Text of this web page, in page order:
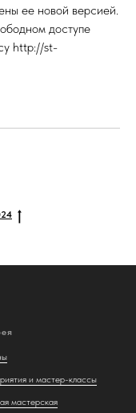
ее новой версией.
доступе
http://st-
и мастер-классы
мастерская